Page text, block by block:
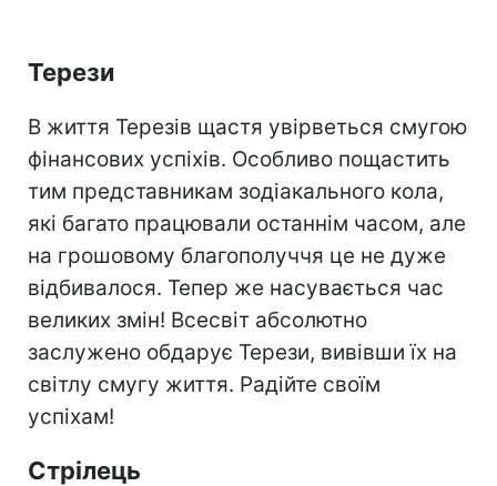
Терези
В життя Терезів щастя увірветься смугою
фінансових успіхів. Особливо пощастить
тим представникам зодіакального кола,
які багато працювали останнім часом, але
на грошовому благополуччя це не дуже
відбивалося. Тепер же насувається час
великих змін! Всесвіт абсолютно
заслужено обдарує Терези, вивівши їх на
світлу смугу життя. Радійте своїм
успіхам!
Стрілець